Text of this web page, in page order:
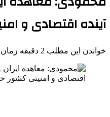
آینده اقتصادی و
خواندن این مطلب 2 دقیقه زمان میبرد